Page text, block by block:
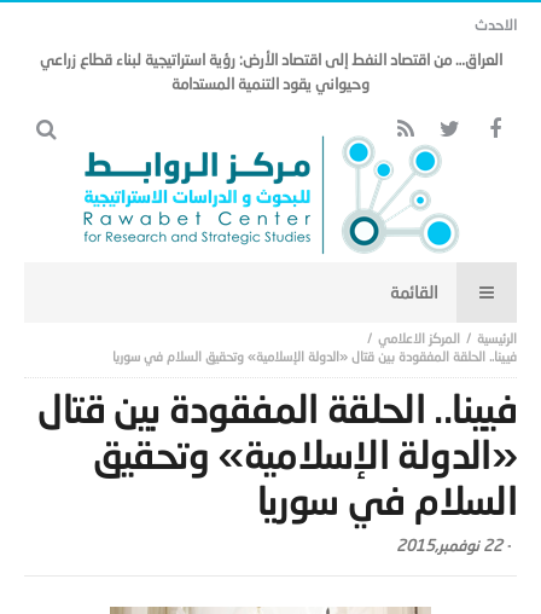
الاحدث
مذكرة التفاهم وتأثيرها على منظومة الأمن الخليجي العربي .. (18)
فيينا.. الحلقة المفقودة بين قتال «الدولة الإسلامية» وتحقيق السلام في سوريا
فيينا.. الحلقة المفقودة بين قتال
«الدولة الإسلامية» وتحقيق
السلام في سوريا
-22 نوفمبر,2015